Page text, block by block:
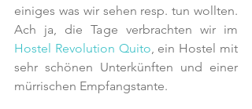
einiges was wir sehen resp. tun wollten.
Hostel Revolution Quito, ein Hostel mit
sehr schönen Unterkünften und einer
mürrischen Empfangstante.